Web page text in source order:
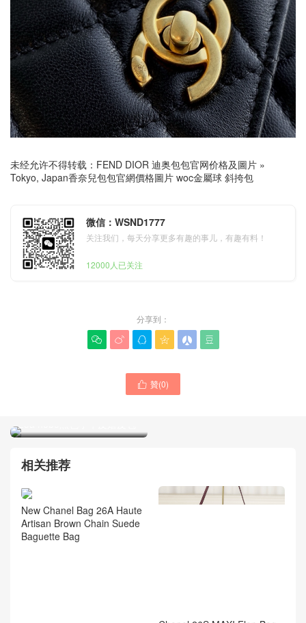
未经允许不得转载： FEND DIOR 迪奥包包官网价格及圖片 »
Tokyo, Japan香奈兒包包官網價格圖片 woc金屬球 斜挎包
微信：WSND1777
关注我们，每天分享更多有趣的事儿，有趣有料！
12000人已关注
分享到：
     
 贊(0)
香奈兒包包正品官網 新款